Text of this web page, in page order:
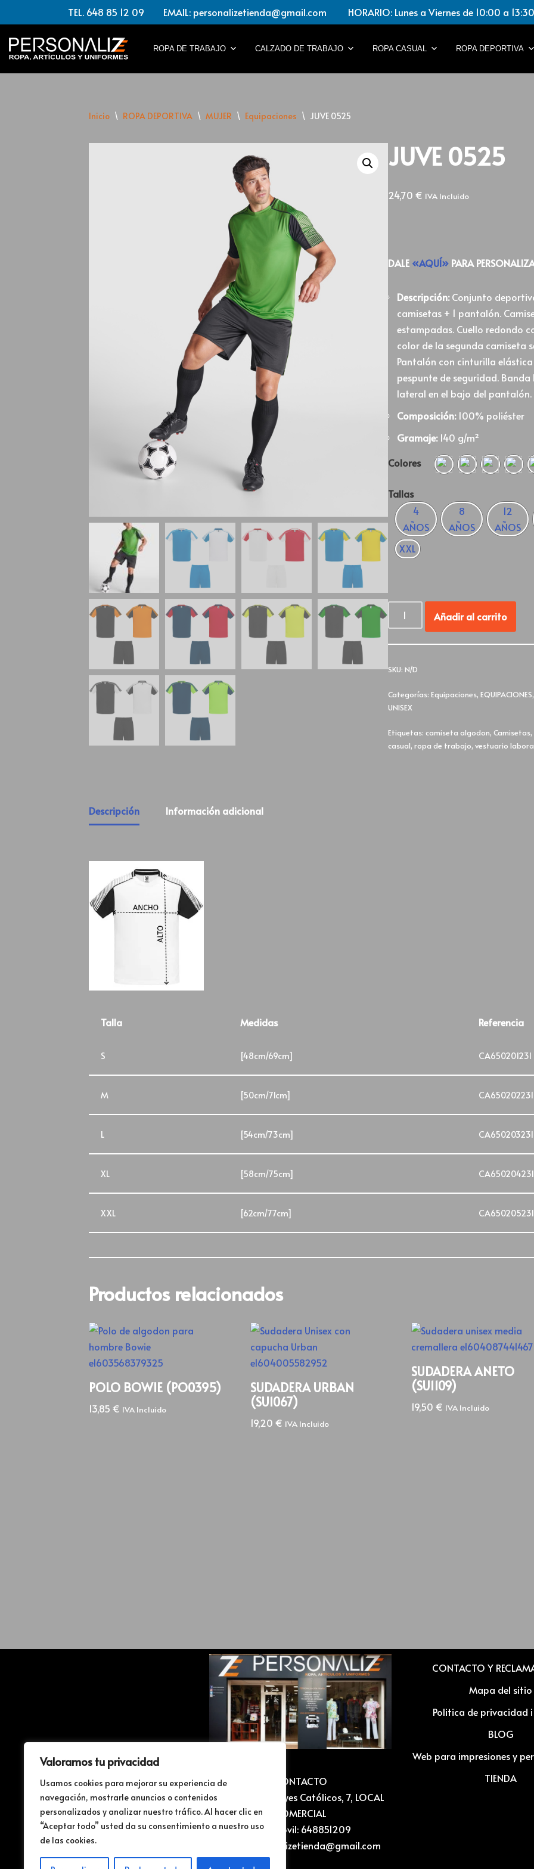
Valoramos tu privacidad
Usamos cookies para mejorar su experiencia de
navegación, mostrarle anuncios o contenidos
personalizados y analizar nuestro tráfico. Al hacer clic en
“Aceptar todo” usted da su consentimiento a nuestro uso
de las cookies.
al
TEL. 648 85 12 09 EMAIL: personalizetienda@gmail.com HORARIO: Lunes a Viernes de 10:00 a
ROPA DE TRABAJO CALZADO DE TRABAJO ROPA CASUAL ROPA DEPORTIVA
Inicio \ ROPA DEPORTIVA \ MUJER \ Equipaciones \ JUVE 0525
JUVE 0525
24,70€ IVA Incluido
DALE «AQUÍ» PARA
Descripción:Conjunto
camisetas + 1 pantalón.
estampadas. Cuello redondo
color de la segunda camiseta
Pantalón con cinturilla
pespunte de seguridad.
lateral en el bajo del pantalón.
Composición: 100% poliéster
Gramaje: 140 g/m²
Colores
Tallas
4
AÑOS
8
AÑOS
12
AÑOS
XXL
Añadir al carrito
SKU:N/D
Categorías:Equipaciones,EQUIPACIONES
UNISEX
Etiquetas: camiseta algodon,Camisetas,
casual,ropa de trabajo,vestuario
Descripción Información adicional
Talla Medidas Referencia
S [48cm/69cm] CA650201231
M [50cm/71cm] CA650202231
L [54cm/73cm] CA650203231
XL [58cm/75cm] CA650204231
XXL [62cm/77cm] CA650205231
Productos relacionados
POLO BOWIE (PO0395)
13,85€ IVA Incluido
SUDADERA URBAN
(SU1067)
19,20 € IVA Incluido
SUDADERA ANETO
(SU1109)
19,50 € IVA Incluido
CONTACTO
Dirección: C/ Reyes Católicos, 7, LOCAL
COMERCIAL
Tfno Móvil: 648851209
Email: personalizetienda@gmail.com
CONTACTO Y
Mapa del sitio
Politica de privacidad i
BLOG
Web para impresiones y
TIENDA